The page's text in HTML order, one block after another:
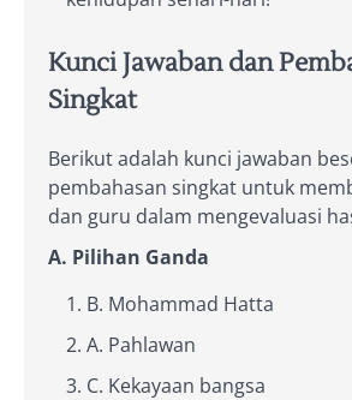
Kunci Jawaban dan
Singkat
Berikut adalah kunci jawaban
pembahasan singkat untuk
dan guru dalam mengevaluasi
A. Pilihan Ganda
B. Mohammad Hatta
A. Pahlawan
C. Kekayaan bangsa